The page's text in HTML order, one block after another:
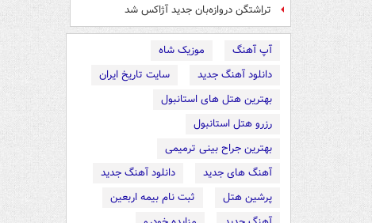
تراِشتگن دروازه‌بان جدید آژاکس شد
آپ آهنگ
موزیک شاه
دانلود آهنگ جدید
سایت تاریخ ایران
بهترین هتل های استانبول
رزرو هتل استانبول
بهترین جراح بینی ترمیمی
آهنگ های جدید
دانلود آهنگ جدید
پرشین هتل
ثبت نام بیمه اربعین